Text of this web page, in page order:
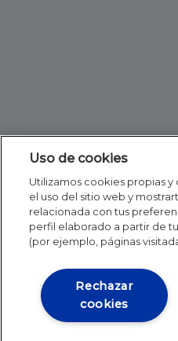
Uso de cookies
Utilizamos cookies propias
el uso del sitio web y
relacionada con tus
perfil elaborado a partir de
(por ejemplo, páginas
Rechazar
cookies